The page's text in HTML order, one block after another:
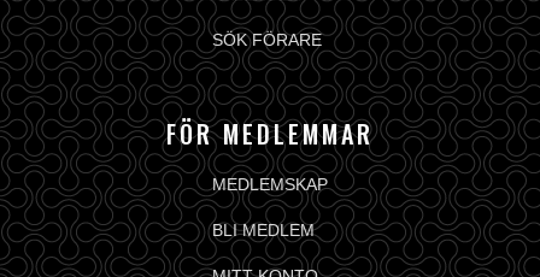
SÖK FÖRARE
FÖR MEDLEMMAR
MEDLEMSKAP
BLI MEDLEM